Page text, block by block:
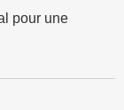
pour une